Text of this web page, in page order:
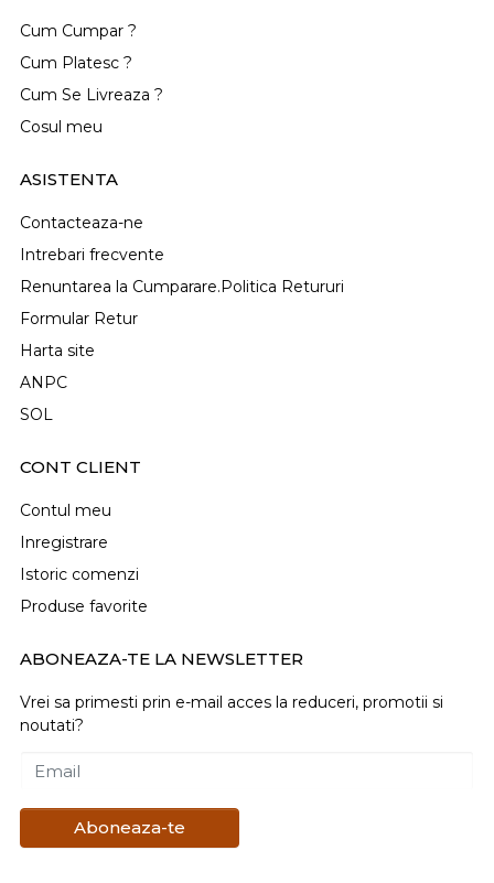
Cum Cumpar ?
Cum Platesc ?
Cum Se Livreaza ?
Cosul meu
ASISTENTA
Contacteaza-ne
Intrebari frecvente
Renuntarea la Cumparare.Politica Retururi
Formular Retur
Harta site
ANPC
SOL
CONT CLIENT
Contul meu
Inregistrare
Istoric comenzi
Produse favorite
ABONEAZA-TE LA NEWSLETTER
Vrei sa primesti prin e-mail acces la reduceri, promotii si
noutati?
Email
Aboneaza-te